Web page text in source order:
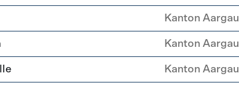
Kanton Aargau
Kanton Aargau
Kanton Aargau